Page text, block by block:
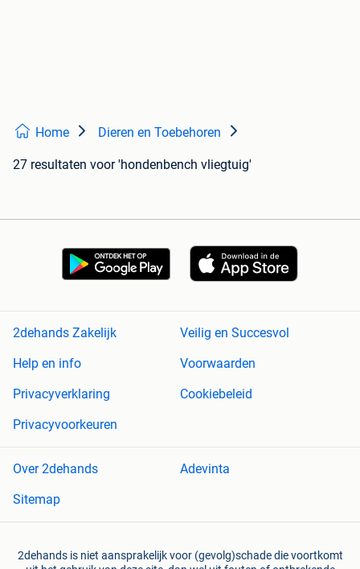
Home Dieren en Toebehoren
27 resultaten voor 'hondenbench vliegtuig'
2dehands Zakelijk
Veilig en Succesvol
Help en info
Voorwaarden
Privacyverklaring
Cookiebeleid
Privacyvoorkeuren
Over 2dehands
Adevinta
Sitemap
2dehands is niet aansprakelijk voor (gevolg)schade die voortkomt